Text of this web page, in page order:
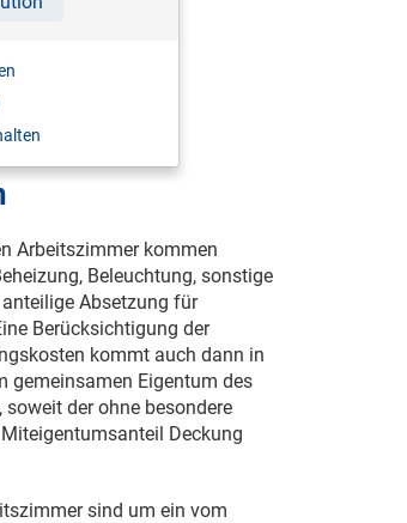
Arbeitszimmer kommen
Beleuchtung, sonstige
Absetzung für
Berücksichtigung der
kommt auch dann in
gemeinsamen Eigentum des
der ohne besondere
Deckung
sind um ein vom